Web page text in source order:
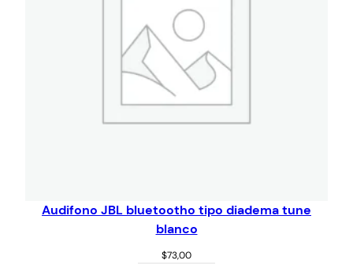
Audifono JBL bluetootho tipo diadema tune
blanco
$73,00